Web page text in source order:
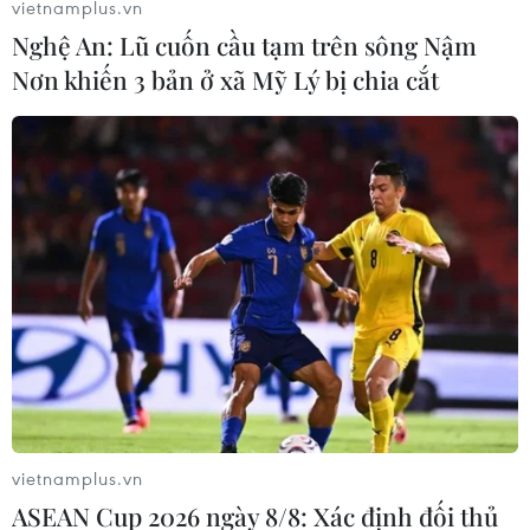
Đề thi chính thức môn Ngữ văn Kỳ thi
trung học phổ thông quốc gia
25/06/2019 02:51
Gần 900.000 thí sinh đã chính thức bước vào môn thi
đầu tiên của Kỳ thi trung học phổ thông quốc gia 2019,
môn Ngữ văn. Đề thi gồm 2 phần với 6 câu.
vietnamplus.vn
Nghệ An: Lũ cuốn cầu tạm trên sông Nậm
Nơn khiến 3 bản ở xã Mỹ Lý bị chia cắt
vietnamplus.vn
ASEAN Cup 2026 ngày 8/8: Xác định đối thủ